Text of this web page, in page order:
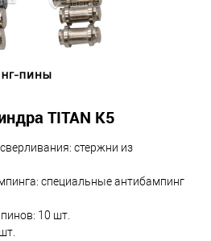
TITAN K5
стержни из
специальные антибампинг
10 шт.